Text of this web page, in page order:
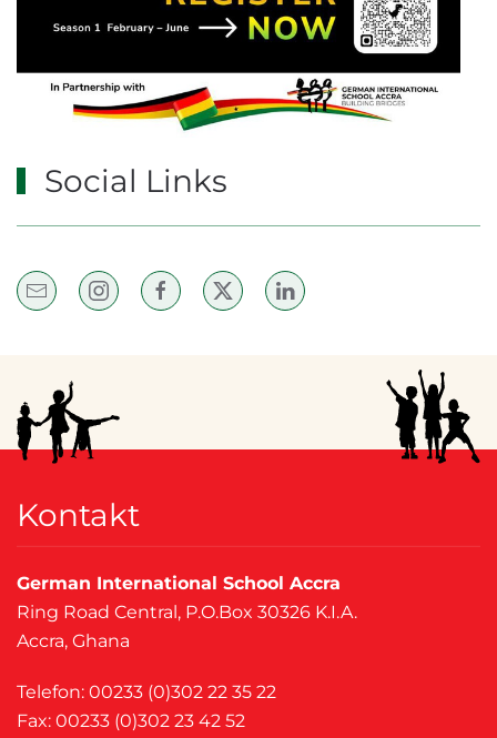
Social Links
Kontakt
German International School Accra
Ring Road Central, P.O.Box 30326 K.I.A.
Accra, Ghana
Telefon: 00233 (0)302 22 35 22
Fax: 00233 (0)302 23 42 52